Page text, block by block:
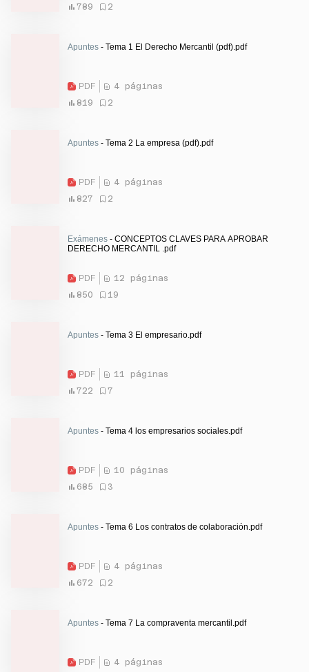
789
2
Apuntes - Tema 1 El Derecho Mercantil (pdf).pdf
PDF
4 páginas
819
2
Apuntes - Tema 2 La empresa (pdf).pdf
PDF
4 páginas
827
2
Exámenes - CONCEPTOS CLAVES PARA APROBAR
DERECHO MERCANTIL .pdf
PDF
12 páginas
850
19
Apuntes - Tema 3 El empresario.pdf
PDF
11 páginas
722
7
Apuntes - Tema 4 los empresarios sociales.pdf
PDF
10 páginas
685
3
Apuntes - Tema 6 Los contratos de colaboración.pdf
PDF
4 páginas
672
2
Apuntes - Tema 7 La compraventa mercantil.pdf
PDF
4 páginas